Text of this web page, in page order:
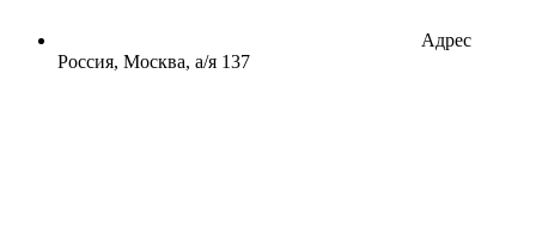
Адрес
Россия, Москва, а/я 137